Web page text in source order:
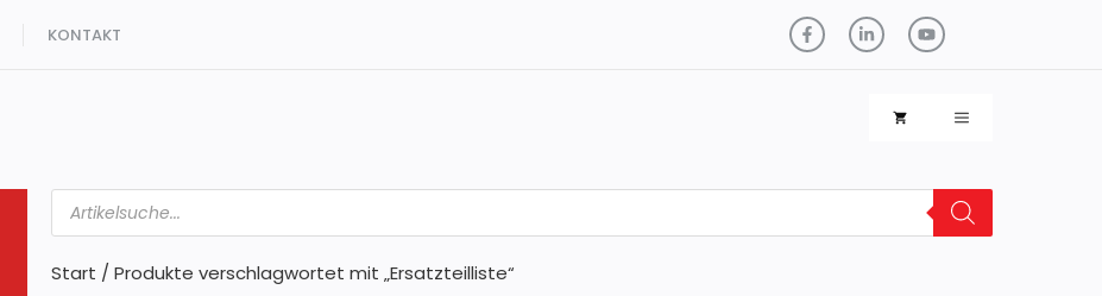
KONTAKT
Products
search
Start / Produkte verschlagwortet mit „Ersatzteilliste“